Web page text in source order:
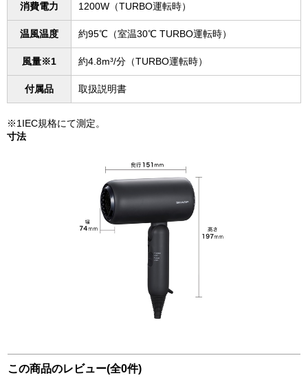
消費電力 1200W（TURBO運転時）
温風温度 約95℃（室温30℃ TURBO運転時）
風量※1 約4.8m³/分（TURBO運転時）
付属品 取扱説明書
※1IEC規格にて測定。
寸法
この商品のレビュー(全0件)